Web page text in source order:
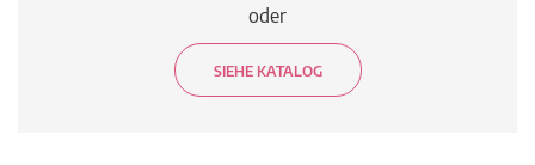
oder
SIEHE KATALOG